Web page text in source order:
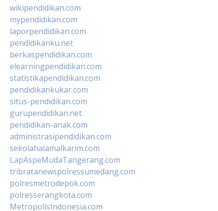
wikipendidikan.com
mypendidikan.com
laporpendidikan.com
pendidikanku.net
berkaspendidikan.com
elearningpendidikan.com
statistikapendidikan.com
pendidikankukar.com
situs-pendidikan.com
gurupendidikan.net
pendidikan-anak.com
administrasipendidikan.com
sekolahalamalkarim.com
LapAspeMudaTangerang.com
tribratanewspolressumedang.com
polresmetrodepok.com
polresserangkota.com
MetropolisIndonesia.com